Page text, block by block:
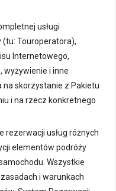
usługi
Touroperatora),
Internetowego,
i inne
skorzystanie z Pakietu
i na rzecz konkretnego
rezerwacji usług różnych
elementów podróży
Wszystkie
i warunkach